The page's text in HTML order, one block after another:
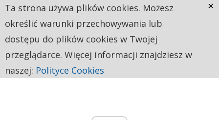
Ta strona używa plików cookies. Możesz
określić warunki przechowywania lub
dostępu do plików cookies w Twojej
przeglądarce. Więcej informacji znajdziesz w
naszej: Polityce Cookies
×